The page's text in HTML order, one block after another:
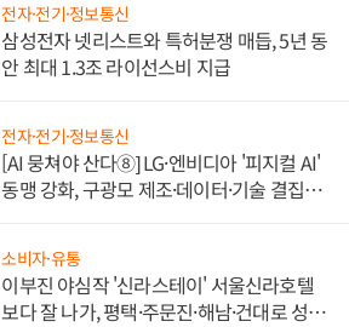
전자·전기·정보통신
삼성전자 넷리스트와 특허분쟁 매듭, 5년 동
안 최대 1.3조 라이선스비 지급
전자·전기·정보통신
[AI 뭉쳐야 산다⑧] LG·엔비디아 '피지컬 AI'
동맹 강화, 구광모 제조·데이터·기술 결집
소비자·유통
이부진 야심작 '신라스테이' 서울신라호텔
보다 잘 나가, 평택·주문진·해남·건대로 성